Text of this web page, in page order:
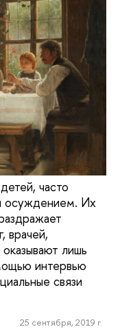
часто
осуждением. Их
врачей,
лишь
интервью
связи
25 сентября, 2019 г.